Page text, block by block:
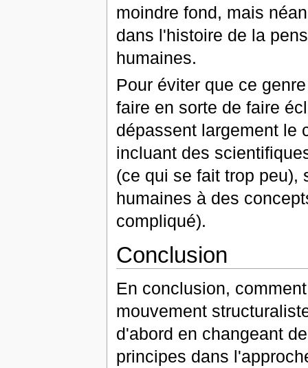
moindre fond, mais
dans l'histoire de la
humaines.
Pour éviter que ce
faire en sorte de faire
dépassent largement le
incluant des
(ce qui se fait trop peu),
humaines à des
compliqué).
Conclusion
En conclusion,
mouvement
d'abord en changeant
principes dans